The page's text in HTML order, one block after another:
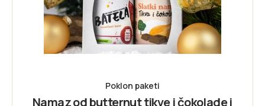
Poklon paketi
Namaz od butternut tikve i čokolade i